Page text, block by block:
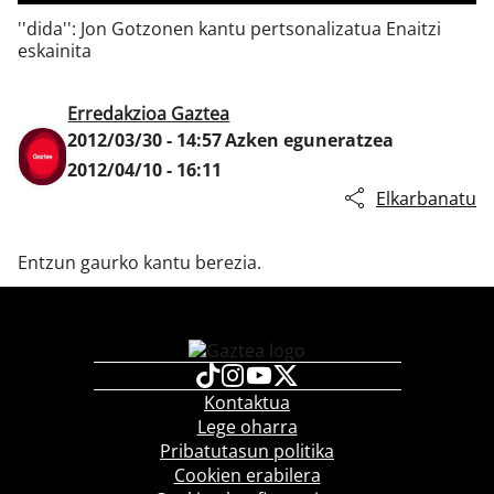
''dida'': Jon Gotzonen kantu pertsonalizatua Enaitzi
eskainita
Erredakzioa Gaztea
2012/03/30 - 14:57Azken eguneratzea
2012/04/10 - 16:11
Elkarbanatu
Entzun gaurko kantu berezia.
Kontaktua
Lege oharra
Pribatutasun politika
Cookien erabilera